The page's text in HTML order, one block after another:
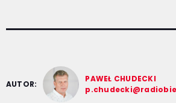
AUTOR:
PAWEŁ CHUDECKI